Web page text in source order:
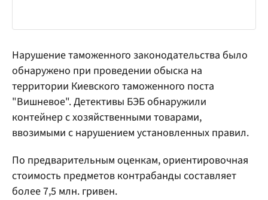
Нарушение таможенного законодательства было
обнаружено при проведении обыска на
территории Киевского таможенного поста
"Вишневое". Детективы БЭБ обнаружили
контейнер с хозяйственными товарами,
ввозимыми с нарушением установленных правил.
По предварительным оценкам, ориентировочная
стоимость предметов контрабанды составляет
более 7,5 млн. гривен.